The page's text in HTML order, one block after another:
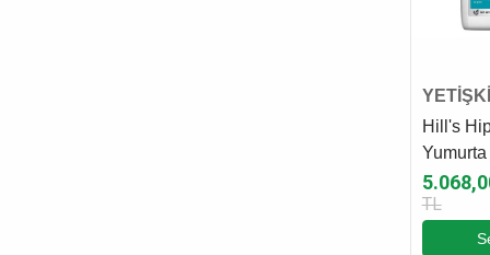
Hill's
Maması
TL